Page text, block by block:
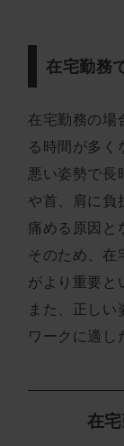
在宅勤務
在宅勤務の場
る時間が多く
悪い姿勢で長
や首、肩に負
痛める原因と
そのため、在
がより重要と
また、正しい
ワークに適し
在